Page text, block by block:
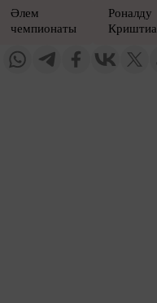
Әлем
чемпионаты
Роналду